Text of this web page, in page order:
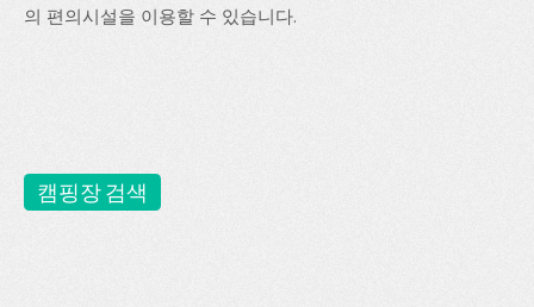
의 편의시설을 이용할 수 있습니다.
캠핑장 검색